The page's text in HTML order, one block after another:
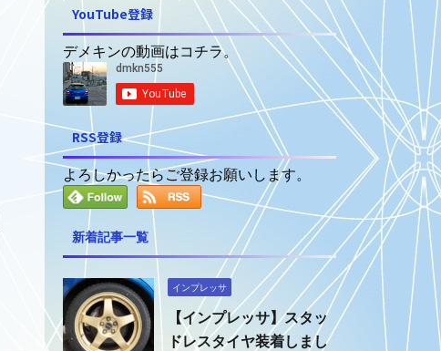
YouTube登録
デメキンの動画はコチラ。
RSS登録
よろしかったらご登録お願いします。
新着記事一覧
インプレッサ
【インプレッサ】スタッ
ドレスタイヤ装着しまし